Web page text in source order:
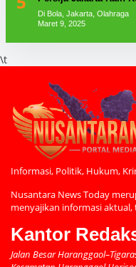
Di Bola, Jakarta, Olahraga
Maret 9, 2025
\t
Informasi, Politik, Hukum,
Nusantara News Today
menyajikan informasi
Kantor
Jalan Besar